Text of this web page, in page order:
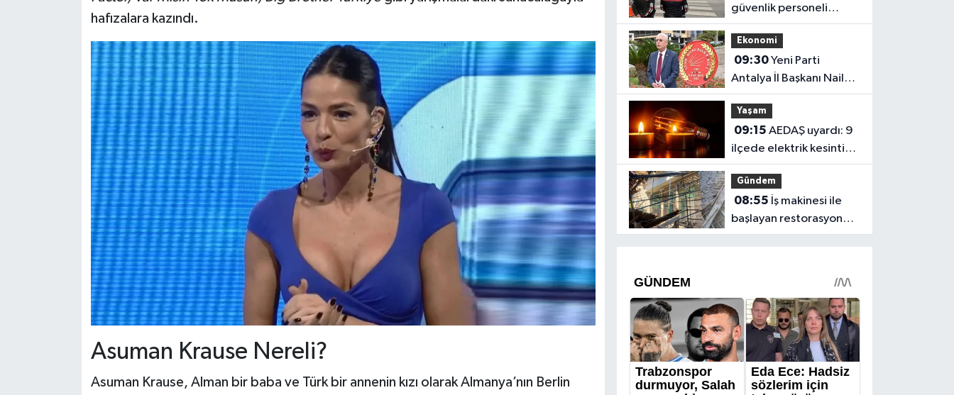
hafızalara kazındı.
Asuman Krause Nereli?
Asuman Krause, Alman bir baba ve Türk bir annenin kızı olarak Almanya’nın Berlin
güvenlik personeli
alınacak
Ekonomi
09:30Yeni Parti
Antalya İl Başkanı Nail
Kamacı: "Emekliler
açlığa mahkum edildi"
Yaşam
09:15
ilçede elektrik kesintisi
yaşanacak
Gündem
08:55
başlayan restorasyonda
tarihi cami yıkıldı!